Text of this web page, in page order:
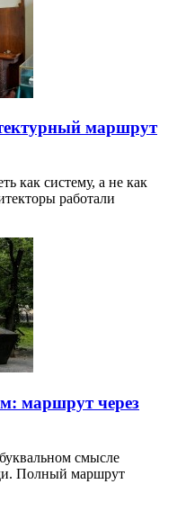
маршрут
как систему, а не как
работали
маршрут через
смысле
Полный маршрут